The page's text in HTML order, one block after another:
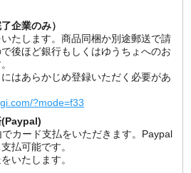
企業のみ）
たします。商品同梱か別途郵送で請
後ほど銀行もしくはゆうちょへのお
はあらかじめ登録いただく必要があ
?mode=f33
(Paypal)
カード支払をいただきます。Paypal
払可能です。
いたします。